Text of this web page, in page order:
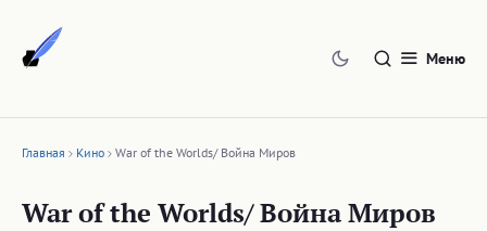
содержимому
Меню
Главная Кино War of the Worlds/ Война Миров
War of the Worlds/ Война Миров